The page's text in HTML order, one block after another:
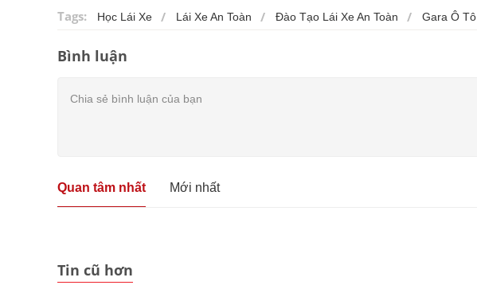
Tags: Học Lái Xe Lái Xe An Toàn Đào Tạo Lái Xe An Toàn Gara Ô Tô
Bình luận
Quan tâm nhất Mới nhất
Tin cũ hơn